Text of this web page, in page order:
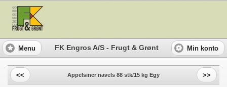
Menu FK Engros A/S - Frugt & Grønt Min konto
<< Appelsiner navels 88 stk/15 kg Egy >>